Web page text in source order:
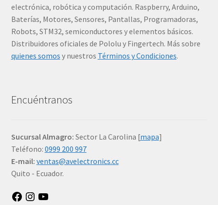
electrónica, robótica y computación. Raspberry, Arduino,
Baterías, Motores, Sensores, Pantallas, Programadoras,
Robots, STM32, semiconductores y elementos básicos.
Distribuidores oficiales de Pololu y Fingertech. Más sobre
quienes somos y nuestros Términos y Condiciones.
Encuéntranos
Sucursal Almagro: Sector La Carolina [mapa]
Teléfono: 0999 200 997
E-mail: ventas@avelectronics.cc
Quito - Ecuador.
FacebookInstagram